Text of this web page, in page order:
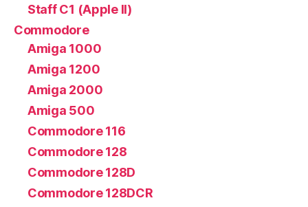
Staff C1 (Apple II)
Commodore
Amiga 1000
Amiga 1200
Amiga 2000
Amiga 500
Commodore 116
Commodore 128
Commodore 128D
Commodore 128DCR